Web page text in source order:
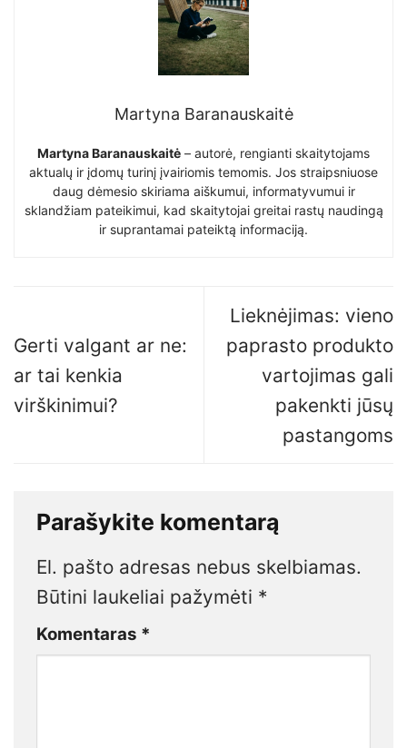
Martyna Baranauskaitė
Martyna Baranauskaitė – autorė, rengianti skaitytojams
aktualų ir įdomų turinį įvairiomis temomis. Jos straipsniuose
daug dėmesio skiriama aiškumui, informatyvumui ir
sklandžiam pateikimui, kad skaitytojai greitai rastų naudingą
ir suprantamai pateiktą informaciją.
Gerti valgant ar ne:
ar tai kenkia
virškinimui?
Lieknėjimas: vieno
paprasto produkto
vartojimas gali
pakenkti jūsų
pastangoms
Parašykite komentarą
El. pašto adresas nebus skelbiamas.
Būtini laukeliai pažymėti *
Komentaras *